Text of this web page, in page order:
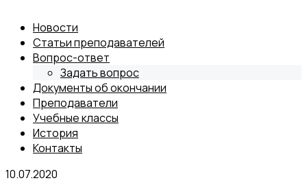
Новости
Статьи преподавателей
Вопрос-ответ
Задать вопрос
Документы об окончании
Преподаватели
Учебные классы
История
Контакты
10.07.2020